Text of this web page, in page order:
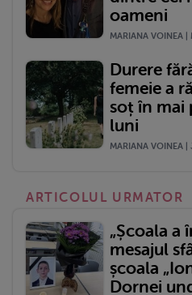
oameni
MARIANA VOINEA
Durere
femeie a
soț în mai
luni
MARIANA VOINEA
ARTICOLUL URMATOR
„Școala a
mesajul
școala
Dornei